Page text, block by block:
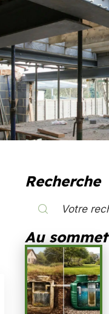
Recherche
Au sommet